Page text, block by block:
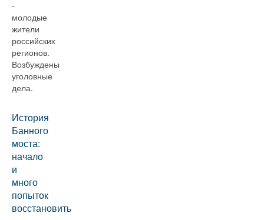
-
молодые
жители
российских
регионов.
Возбуждены
уголовные
дела.
История
Банного
моста:
начало
и
много
попыток
восстановить